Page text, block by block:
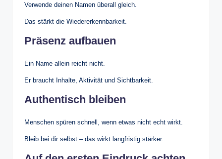
Verwende deinen Namen überall gleich.
Das stärkt die Wiedererkennbarkeit.
Präsenz aufbauen
Ein Name allein reicht nicht.
Er braucht Inhalte, Aktivität und Sichtbarkeit.
Authentisch bleiben
Menschen spüren schnell, wenn etwas nicht echt wirkt.
Bleib bei dir selbst – das wirkt langfristig stärker.